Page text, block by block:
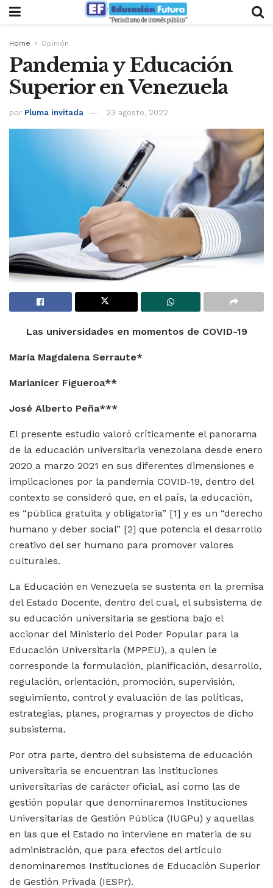
Home Opinión
Pandemia y Educación
Superior en Venezuela
por Pluma invitada 23 agosto, 2022
Las universidades en momentos de COVID-19
María Magdalena Serraute*
Marianicer Figueroa**
José Alberto Peña***
El presente estudio valoró críticamente el panorama
de la educación universitaria venezolana desde enero
2020 a marzo 2021 en sus diferentes dimensiones e
implicaciones por la pandemia COVID-19, dentro del
contexto se consideró que, en el país, la educación,
es “pública gratuita y obligatoria” [1] y es un “derecho
humano y deber social” [2] que potencia el desarrollo
creativo del ser humano para promover valores
culturales.
La Educación en Venezuela se sustenta en la premisa
del Estado Docente, dentro del cual, el subsistema de
su educación universitaria se gestiona bajo el
accionar del Ministerio del Poder Popular para la
Educación Universitaria (MPPEU), a quien le
corresponde la formulación, planificación, desarrollo,
regulación, orientación, promoción, supervisión,
seguimiento, control y evaluación de las políticas,
estrategias, planes, programas y proyectos de dicho
subsistema.
Por otra parte, dentro del subsistema de educación
universitaria se encuentran las instituciones
universitarias de carácter oficial, así como las de
gestión popular que denominaremos Instituciones
Universitarias de Gestión Pública (IUGPu) y aquellas
en las que el Estado no interviene en materia de su
administración, que para efectos del artículo
denominaremos Instituciones de Educación Superior
de Gestión Privada (IESPr).